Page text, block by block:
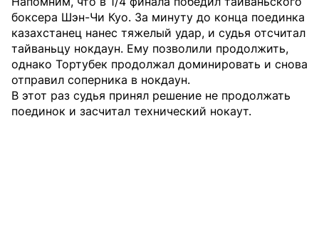
боксера Шэн-Чи Куо. За минуту до конца поединка
казахстанец нанес тяжелый удар, и судья отсчитал
тайваньцу нокдаун. Ему позволили продолжить,
однако Тортубек продолжал доминировать и снова
отправил соперника в нокдаун.
В этот раз судья принял решение не продолжать
поединок и засчитал технический нокаут.